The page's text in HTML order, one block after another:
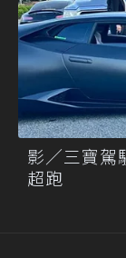
影／三寶駕
超跑